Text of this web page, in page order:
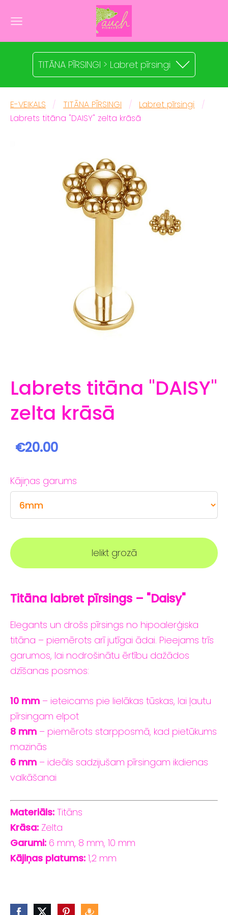
TITĀNA PĪRSINGI > Labret pīrsingi
E-VEIKALS TITĀNA PĪRSINGI
Labret pīrsingi
Labrets titāna "DAISY" zelta krāsā
Labrets titāna "DAISY"
zelta krāsā
€20.00
Kājiņas garums
Ielikt grozā
Titāna labret pīrsings – "Daisy"
Elegants un drošs pīrsings no hipoalerģiska
titāna – piemērots arījutīgai ādai. Pieejams trīs
garumos, lai nodrošinātu ērtību dažādos
dzīšanas posmos:
10 mm – ieteicams pie lielākas tūskas, lai ļautu
pīrsingam elpot
8 mm – piemērots starpposmā, kad pietūkums
mazinās
6 mm – ideāls sadzijušam pīrsingam ikdienas
valkāšanai
Materiāls: Titāns
Krāsa: Zelta
Garumi: 6 mm, 8 mm, 10 mm
Kājiņas platums: 1,2 mm